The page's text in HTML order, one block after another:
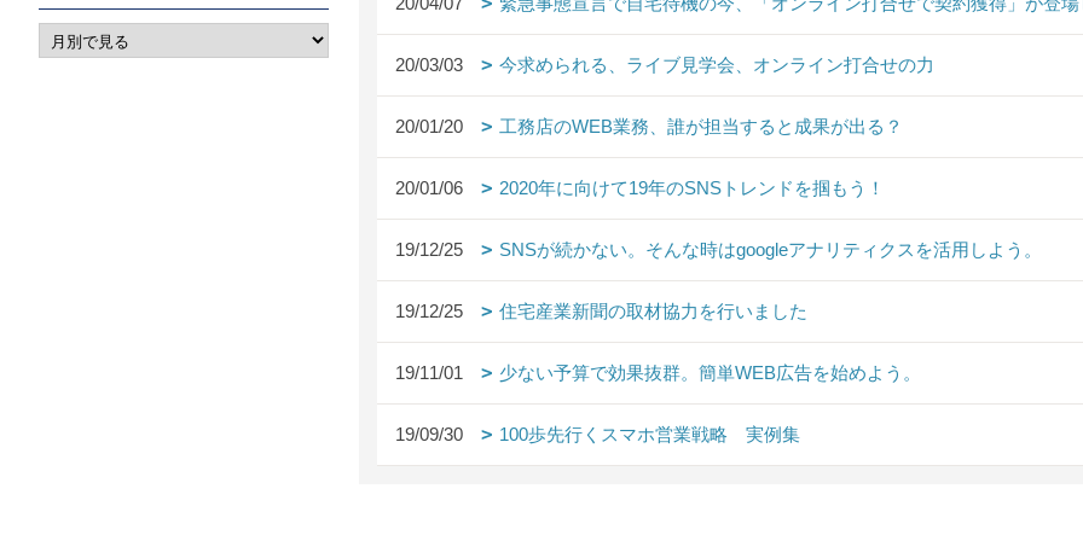
20/03/03 今求められる、ライブ見学会、オンライン打合せの力
20/01/20 工務店のWEB業務、誰が担当すると成果が出る？
20/01/06 2020年に向けて19年のSNSトレンドを掴もう！
19/12/25 SNSが続かない。そんな時はgoogleアナリティクスを活用しよう。
19/12/25 住宅産業新聞の取材協力を行いました
19/11/01 少ない予算で効果抜群。簡単WEB広告を始めよう。
19/09/30 100歩先行くスマホ営業戦略 実例集